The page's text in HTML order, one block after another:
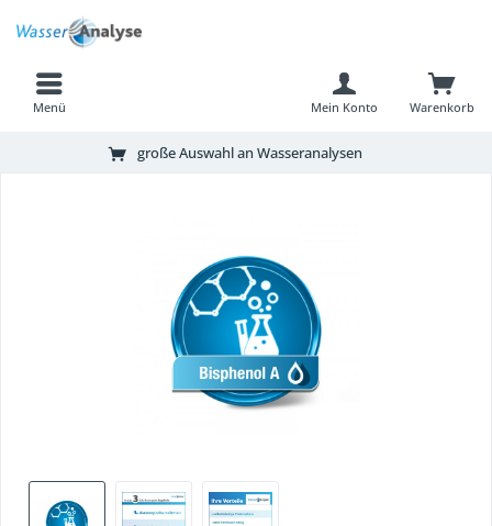
Menü Warenkorb
Mein Konto
große Auswahl an Wasseranalysen